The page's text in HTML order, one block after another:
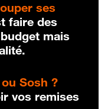
ses
faire des
mais
Sosh ?
vos remises